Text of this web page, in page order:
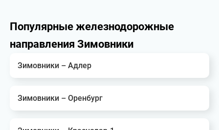
Популярные железнодорожные
направления Зимовники
Зимовники – Адлер
Зимовники – Оренбург